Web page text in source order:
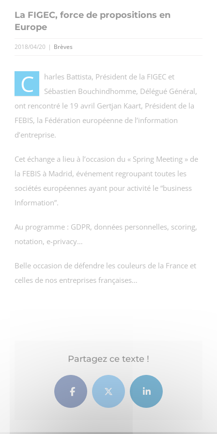
La FIGEC, force de propositions en
Europe
2018/04/20 | Brèves
C
harles Battista, Président de la FIGEC et
Sébastien Bouchindhomme, Délégué Général,
ont rencontré le 19 avril Gertjan Kaart, Président de la
FEBIS, la Fédération européenne de l’information
d’entreprise.
Cet échange a lieu à l’occasion du « Spring Meeting » de
la FEBIS à Madrid, événement regroupant toutes les
sociétés européennes ayant pour activité le “business
Information”.
Au programme : GDPR, données personnelles, scoring,
notation, e-privacy…
Belle occasion de défendre les couleurs de la France et
celles de nos entreprises françaises…
Partagez ce texte !
FacebookTwitter LinkedIn